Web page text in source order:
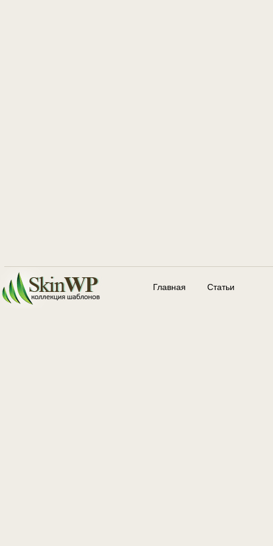
Главная Статьи